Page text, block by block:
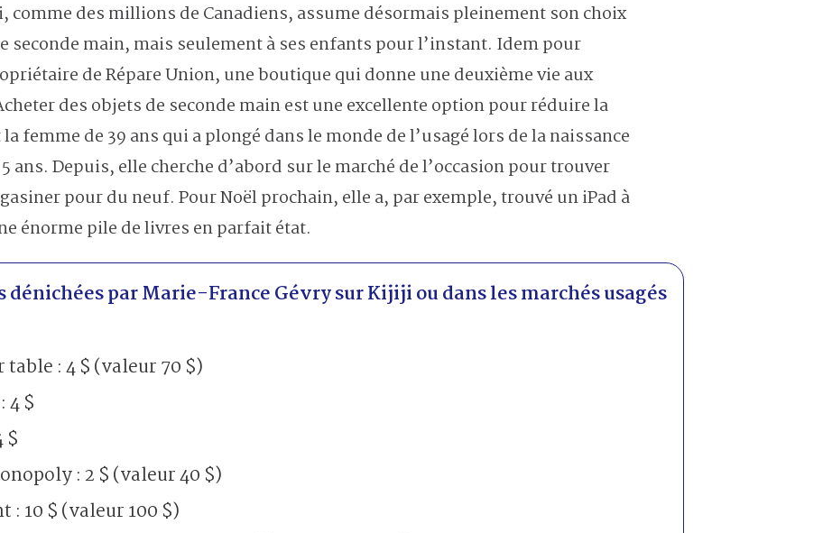
comme des millions de Canadiens, assume désormais pleinement son choix
seconde main, mais seulement à ses enfants pour l’instant. Idem pour
de Répare Union, une boutique qui donne une deuxième vie aux
des objets de seconde main est une excellente option pour réduire la
femme de 39 ans qui a plongé dans le monde de l’usagé lors de la naissance
ans. Depuis, elle cherche d’abord sur le marché de l’occasion pour trouver
pour du neuf. Pour Noël prochain, elle a, par exemple, trouvé un iPad à
énorme pile de livres en parfait état.
dénichées par Marie-France Gévry sur Kijiji ou dans les marchés usagés
table : 4 $ (valeur 70 $)
4 $
$
: 2 $ (valeur 40 $)
: 10 $ (valeur 100 $)